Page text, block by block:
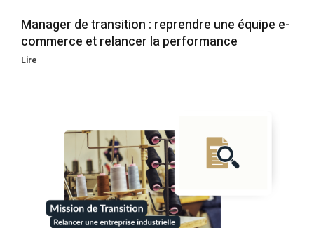
Manager de transition : reprendre une équipe e-
commerce et relancer la performance
Lire